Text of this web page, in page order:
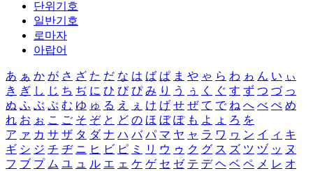
단위기호
일반기호
로마자
아랍어
あ ぁ か が さ ざ た だ な は ば ぱ ま や ゃ ら わ ゎ ん い ぃ
き ぎ し じ ち ぢ に ひ び ぴ み り う ぅ く ぐ す ず つ づ っ
ぬ ふ ぶ ぷ む ゆ ゅ る え ぇ け げ せ ぜ て で ね へ べ ぺ め
れ お ぉ こ ご そ ぞ と ど の ほ ぼ ぽ も よ ょ ろ を
ア ァ カ サ ザ タ ダ ナ ハ バ パ マ ヤ ャ ラ ワ ヮ ン イ ィ キ
ギ シ ジ チ ヂ ニ ヒ ビ ピ ミ リ ウ ゥ ク グ ス ズ ツ ヅ ッ ヌ
フ ブ プ ム ユ ュ ル エ ェ ケ ゲ セ ゼ テ デ ヘ ベ ペ メ レ オ